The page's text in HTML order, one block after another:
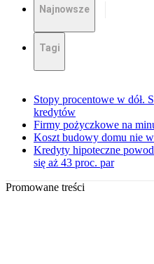
Najnowsze
Tagi
Stopy procentowe w dół.
kredytów
Firmy pożyczkowe na
Koszt budowy domu nie
Kredyty hipoteczne
się aż 43 proc. par
Promowane treści